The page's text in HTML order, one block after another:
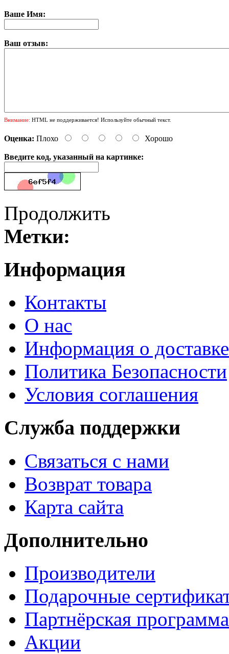
Ваше Имя:
Ваш отзыв:
Внимание: HTML не поддерживается! Используйте обычный текст.
Оценка: Плохо Хорошо
Введите код, указанный на картинке:
Продолжить
Метки:
Информация
Контакты
О нас
Информация о доставке
Политика Безопасности
Условия соглашения
Служба поддержки
Связаться с нами
Возврат товара
Карта сайта
Дополнительно
Производители
Подарочные
Партнёрская программа
Акции